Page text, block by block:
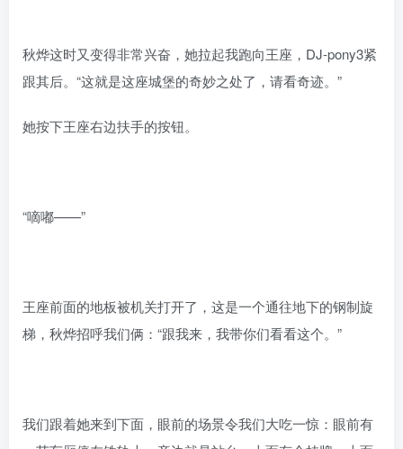
秋烨这时又变得非常兴奋，她拉起我跑向王座，DJ-pony3紧
跟其后。“这就是这座城堡的奇妙之处了，请看奇迹。”
她按下王座右边扶手的按钮。
“嘀嘟——”
王座前面的地板被机关打开了，这是一个通往地下的钢制旋
梯，秋烨招呼我们俩：“跟我来，我带你们看看这个。”
我们跟着她来到下面，眼前的场景令我们大吃一惊：眼前有